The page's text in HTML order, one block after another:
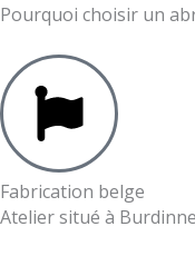
Pourquoi choisir un
Fabrication belge
Atelier situé à Burdinne